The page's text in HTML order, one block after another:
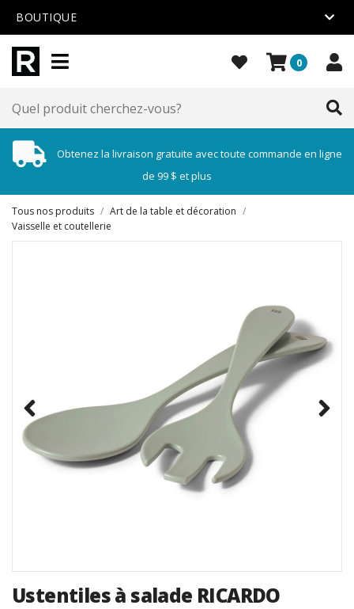
BOUTIQUE
0
Obtenez la livraison gratuite avec toute commande en ligne
de 99 $ et plus
Tous nos produits / Art de la table et décoration /
Vaisselle et coutellerie
Ustentiles à salade RICARDO